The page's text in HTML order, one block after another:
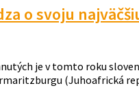
o svoju
je v tomto roku
(Juhoafrická